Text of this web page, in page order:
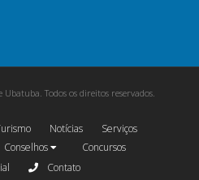
Todos os direitos reservados.
Notícias
Serviços
Conselhos
Concursos
Contato